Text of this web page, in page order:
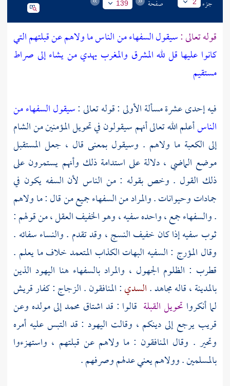
جزء صفحة 139
قوله تعالى :سيقول السفهاء من الناس ما ولاهم عن قبلتهم التي
كانوا عليها قل لله المشرق والمغرب يهدي من يشاء إلى صراط
مستقيم
فيه إحدى عشرة مسألة الأولى : قوله تعالى :سيقول السفهاء من
الناسأعلم الله تعالى أنهم سيقولون في تحويل المؤمنين منالشام
إلى الكعبةما ولاهم . وسيقول بمعنى قال ، جعل المستقبل
موضع الماضي ، دلالة على استدامة ذلك وأنهم يستمرون على
ذلك القول . وخص بقوله : من الناس لأن السفه يكون في
جمادات وحيوانات . والمراد من السفهاء جميع من قال : ما ولاهم
. والسفهاء جمع ، واحده سفيه ، وهو الخفيف العقل ، من قولهم :
ثوب سفيه إذا كان خفيف النسج ، وقد تقدم . والنساء سفائه .
وقال المؤرج : السفيه البهات الكذاب المتعمد خلاف ما يعلم .
قطرب : الظلوم الجهول ، والمراد بالسفهاء هنا اليهود الذين
بالمدينة، قالهمجاهد.السدي: المنافقون .الزجاج: كفارقريش
لما أنكروا تحويل القبلة قالوا : قد اشتاق محمدإلى مولده وعن
قريب يرجع إلى دينكم ، وقالت اليهود : قد التبس عليه أمره
وتحير . وقال المنافقون : ما ولاهم عن قبلتهم ، واستهزءوا
بالمسلمين . وولاهم يعني عدلهم وصرفهم .